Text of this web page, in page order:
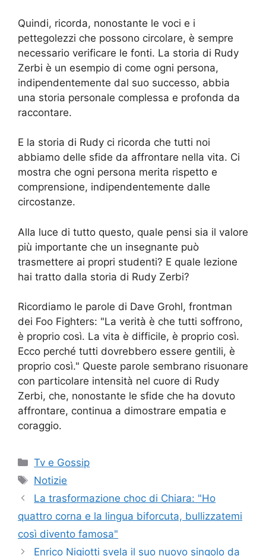
Quindi, ricorda, nonostante le voci e i
pettegolezzi che possono circolare, è sempre
necessario verificare le fonti. La storia di Rudy
Zerbi è un esempio di come ogni persona,
indipendentemente dal suo successo, abbia
una storia personale complessa e profonda da
raccontare.
E la storia di Rudy ci ricorda che tutti noi
abbiamo delle sfide da affrontare nella vita. Ci
mostra che ogni persona merita rispetto e
comprensione, indipendentemente dalle
circostanze.
Alla luce di tutto questo, quale pensi sia il valore
più importante che un insegnante può
trasmettere ai propri studenti? E quale lezione
hai tratto dalla storia di Rudy Zerbi?
Ricordiamo le parole di Dave Grohl, frontman
dei Foo Fighters: "La verità è che tutti soffrono,
è proprio così. La vita è difficile, è proprio così.
Ecco perché tutti dovrebbero essere gentili, è
proprio così." Queste parole sembrano risuonare
con particolare intensità nel cuore di Rudy
Zerbi, che, nonostante le sfide che ha dovuto
affrontare, continua a dimostrare empatia e
coraggio.
Categorie
Tv e Gossip
Tag
Notizie
La trasformazione choc di Chiara: "Ho
quattro corna e la lingua biforcuta, bullizzatemi
così divento famosa"
Enrico Nigiotti svela il suo nuovo singolo da